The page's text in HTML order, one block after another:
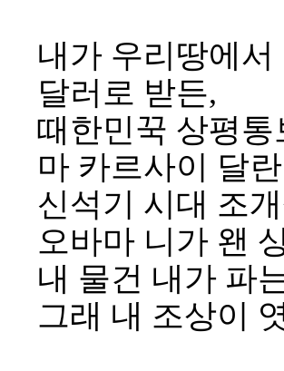
내가 우리땅에
달러로 받든,
때한민꾹 상평
마 카르사이 달
신석기 시대 조
오바마 니가 왠
내 물건 내가 파
그래 내 조상이